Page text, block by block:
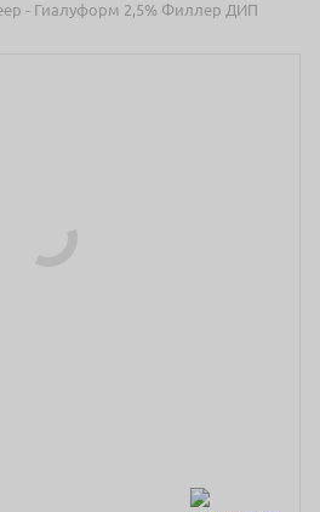
- Гиалуформ 2,5% Филлер ДИП